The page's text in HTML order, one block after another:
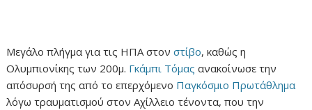
Μεγάλο πλήγμα για τις ΗΠΑ στονστίβο, καθώς η
Ολυμπιονίκης των 200μ. Γκάμπι Τόμας ανακοίνωσε την
απόσυρσή της από το επερχόμενο Παγκόσμιο Πρωτάθλημα
λόγω τραυματισμού στον Αχίλλειο τένοντα, που την